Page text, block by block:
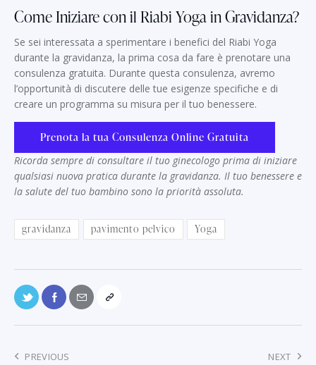
Come Iniziare con il Riabi Yoga in Gravidanza?
Se sei interessata a sperimentare i benefici del Riabi Yoga
durante la gravidanza, la prima cosa da fare è prenotare una
consulenza gratuita. Durante questa consulenza, avremo
l’opportunità di discutere delle tue esigenze specifiche e di
creare un programma su misura per il tuo benessere.
Prenota la tua Consulenza Online Gratuita
Ricorda sempre di consultare il tuo ginecologo prima di iniziare
qualsiasi nuova pratica durante la gravidanza. Il tuo benessere e
la salute del tuo bambino sono la priorità assoluta.
gravidanza pavimento pelvico Yoga
PREVIOUS NEXT